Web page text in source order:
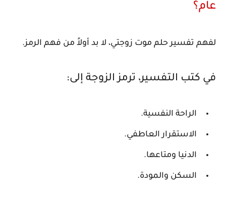
عام؟
لفهم تفسير حلم موت زوجتي، لا بد أولاً من فهم الرمز.
في كتب التفسير، ترمز الزوجة إلى:
الراحة النفسية.
الاستقرار العاطفي.
الدنيا ومتاعها.
السكن والمودة.